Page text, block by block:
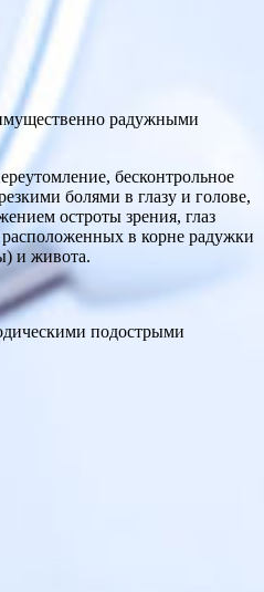
радужными
бесконтрольное
болями в глазу и голове,
остроты зрения, глаз
в корне радужки
и живота.
подострыми